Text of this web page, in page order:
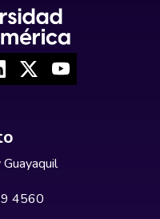
4560